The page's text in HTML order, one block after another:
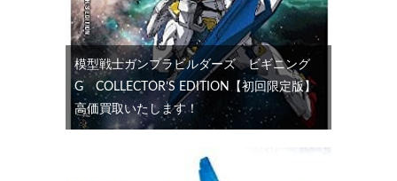
模型戦士ガンプラビルダーズ ビギニング
G COLLECTOR’S EDITION【初回限定版】
高価買取いたします！